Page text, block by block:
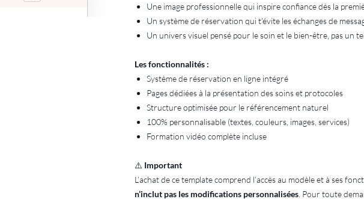
Une image professionnelle qui inspire confiance dès la
Un système de réservation qui t'évite les échanges de
Un univers visuel pensé pour le soin et le bien-être, pas un
Les fonctionnalités :
Système de réservation en ligne intégré
Pages dédiées à la présentation des soins et protocoles
Structure optimisée pour le référencement naturel
100% personnalisable (textes, couleurs, images, services)
Formation vidéo complète incluse
⚠️ Important
L’achat de ce template comprend l’accès au modèle et à ses
n’inclut pas les modifications personnalisées . Pour toute